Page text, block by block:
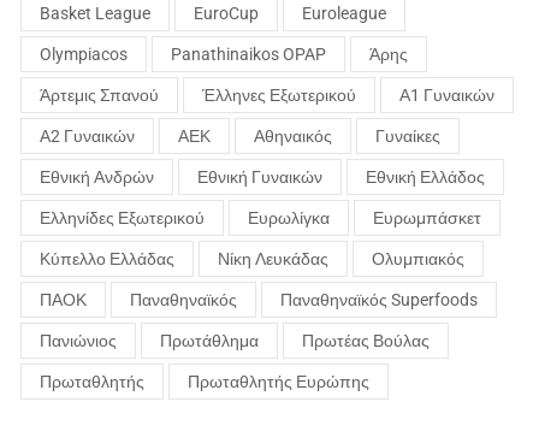
Basket League EuroCup Euroleague
Olympiacos Panathinaikos OPAP Άρης
Άρτεμις Σπανού Έλληνες Εξωτερικού Α1 Γυναικών
Α2 Γυναικών ΑΕΚ Αθηναικός Γυναίκες
Εθνική Ανδρών Εθνική Γυναικών Εθνική Ελλάδος
Ελληνίδες Εξωτερικού Ευρωλίγκα Ευρωμπάσκετ
Κύπελλο Ελλάδας Νίκη Λευκάδας Ολυμπιακός
ΠΑΟΚ Παναθηναϊκός Παναθηναϊκός Superfoods
Πανιώνιος Πρωτάθλημα Πρωτέας Βούλας
Πρωταθλητής Πρωταθλητής Ευρώπης